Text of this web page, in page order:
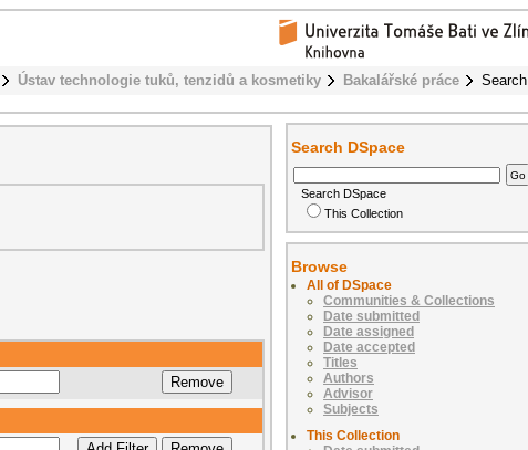
Ústav technologie tuků, tenzidů a kosmetiky Bakalářské práce Search
Search DSpace
Search DSpace
This Collection
Browse
All of DSpace
Communities & Collections
Date submitted
Date assigned
Date accepted
Titles
Authors
Advisor
Subjects
This Collection